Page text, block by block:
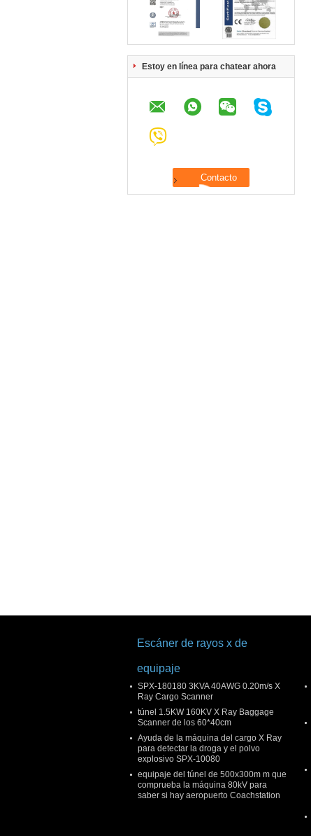
Estoy en línea para chatear ahora
Escáner de rayos x de
equipaje
SPX-180180 3KVA 40AWG 0.20m/s X
Ray Cargo Scanner
túnel 1.5KW 160KV X Ray Baggage
Scanner de los 60*40cm
Ayuda de la máquina del cargo X Ray
para detectar la droga y el polvo
explosivo SPX-10080
equipaje del túnel de 500x300m m que
comprueba la máquina 80kV para
saber si hay aeropuerto Coachstation